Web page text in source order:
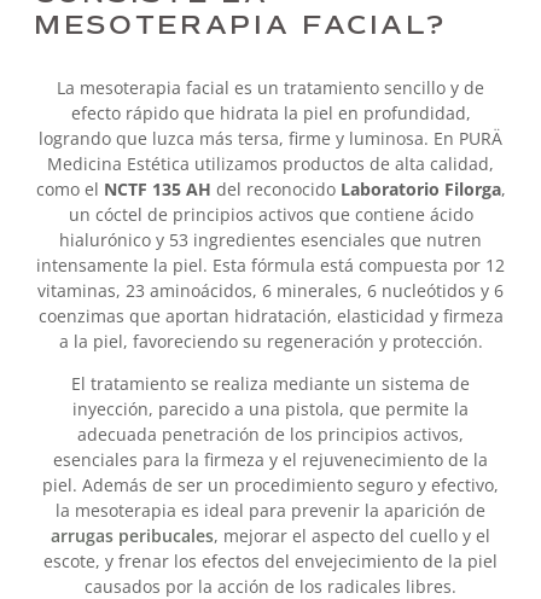
MESOTERAPIA FACIAL?
La mesoterapia facial es un tratamiento sencillo y de
efecto rápido que hidrata la piel en profundidad,
logrando que luzca más tersa, firme y luminosa. En PURÄ
Medicina Estética utilizamos productos de alta calidad,
como el NCTF 135 AH del reconocido Laboratorio Filorga,
un cóctel de principios activos que contiene ácido
hialurónico y 53 ingredientes esenciales que nutren
intensamente la piel. Esta fórmula está compuesta por 12
vitaminas, 23 aminoácidos, 6 minerales, 6 nucleótidos y 6
coenzimas que aportan hidratación, elasticidad y firmeza
a la piel, favoreciendo su regeneración y protección.
El tratamiento se realiza mediante un sistema de
inyección, parecido a una pistola, que permite la
adecuada penetración de los principios activos,
esenciales para la firmeza y el rejuvenecimiento de la
piel. Además de ser un procedimiento seguro y efectivo,
la mesoterapia es ideal para prevenir la aparición de
arrugas peribucales, mejorar el aspecto del cuello y el
escote, y frenar los efectos del envejecimiento de la piel
causados por la acción de los radicales libres.